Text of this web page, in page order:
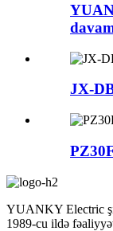
JX-
YUANKY Electric
1989-cu ildə